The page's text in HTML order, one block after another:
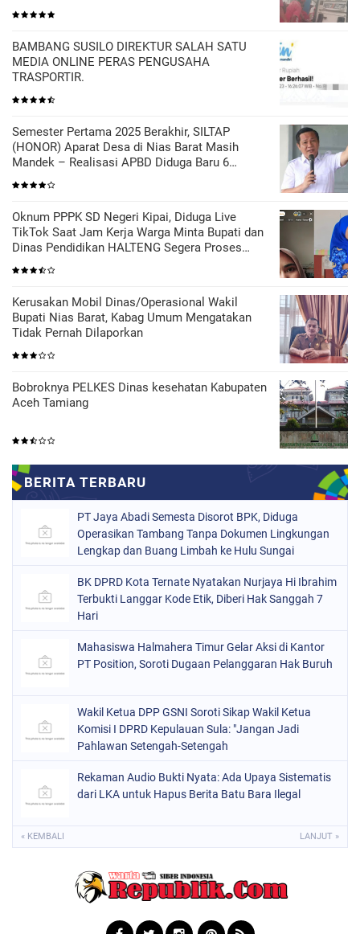
BAMBANG SUSILO DIREKTUR SALAH SATU
MEDIA ONLINE PERAS PENGUSAHA
TRASPORTIR.
Semester Pertama 2025 Berakhir, SILTAP
(HONOR) Aparat Desa di Nias Barat Masih
Mandek – Realisasi APBD Diduga Baru 6
Persen
Oknum PPPK SD Negeri Kipai, Diduga Live
TikTok Saat Jam Kerja Warga Minta Bupati dan
Dinas Pendidikan HALTENG Segera Proses
Sesuai Hukum
Kerusakan Mobil Dinas/Operasional Wakil
Bupati Nias Barat, Kabag Umum Mengatakan
Tidak Pernah Dilaporkan
Bobroknya PELKES Dinas kesehatan Kabupaten
Aceh Tamiang
PT Jaya Abadi Semesta Disorot BPK, Diduga
Operasikan Tambang Tanpa Dokumen Lingkungan
Lengkap dan Buang Limbah ke Hulu Sungai
BK DPRD Kota Ternate Nyatakan Nurjaya Hi Ibrahim
Terbukti Langgar Kode Etik, Diberi Hak Sanggah 7
Hari
Mahasiswa Halmahera Timur Gelar Aksi di Kantor
PT Position, Soroti Dugaan Pelanggaran Hak Buruh
Wakil Ketua DPP GSNI Soroti Sikap Wakil Ketua
Komisi I DPRD Kepulauan Sula: "Jangan Jadi
Pahlawan Setengah-Setengah
Rekaman Audio Bukti Nyata: Ada Upaya Sistematis
dari LKA untuk Hapus Berita Batu Bara Ilegal
« KEMBALI LANJUT »